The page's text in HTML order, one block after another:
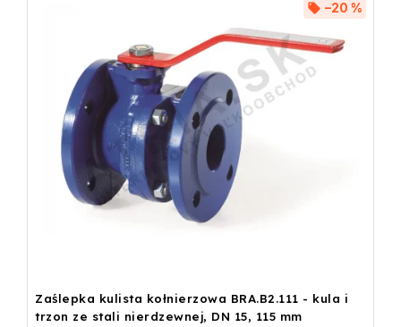
Zaślepka kulista kołnierzowa BRA.B2.111 - kula i
trzon ze stali nierdzewnej, DN 15, 115 mm
–20 %